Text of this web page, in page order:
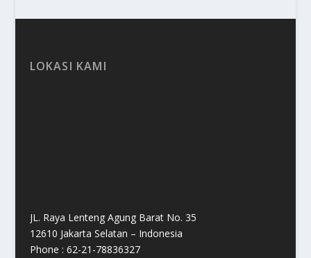
LOKASI KAMI
JL. Raya Lenteng Agung Barat No. 35
12610 Jakarta Selatan – Indonesia
Phone : 62-21-78836327